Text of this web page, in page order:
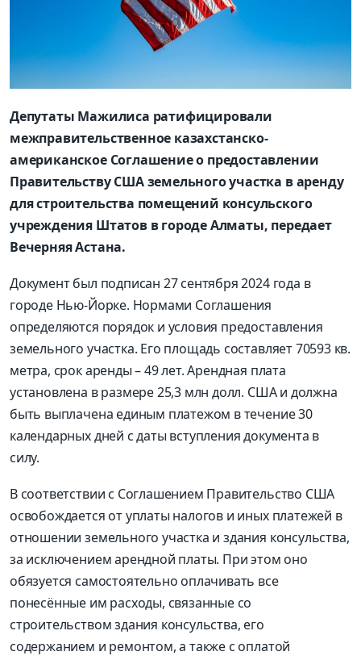
Депутаты Мажилиса ратифицировали
межправительственное казахстанско-
американское Соглашение о предоставлении
Правительству США земельного участка в аренду
для строительства помещений консульского
учреждения Штатов в городе Алматы, передает
Вечерняя Астана.
Документ был подписан 27 сентября 2024 года в
городе Нью-Йорке. Нормами Соглашения
определяются порядок и условия предоставления
земельного участка. Его площадь составляет 70593 кв.
метра, срок аренды – 49 лет. Арендная плата
установлена в размере 25,3 млн долл. США и должна
быть выплачена единым платежом в течение 30
календарных дней с даты вступления документа в
силу.
В соответствии с Соглашением Правительство США
освобождается от уплаты налогов и иных платежей в
отношении земельного участка и здания консульства,
за исключением арендной платы. При этом оно
обязуется самостоятельно оплачивать все
понесённые им расходы, связанные со
строительством здания консульства, его
содержанием и ремонтом, а также с оплатой